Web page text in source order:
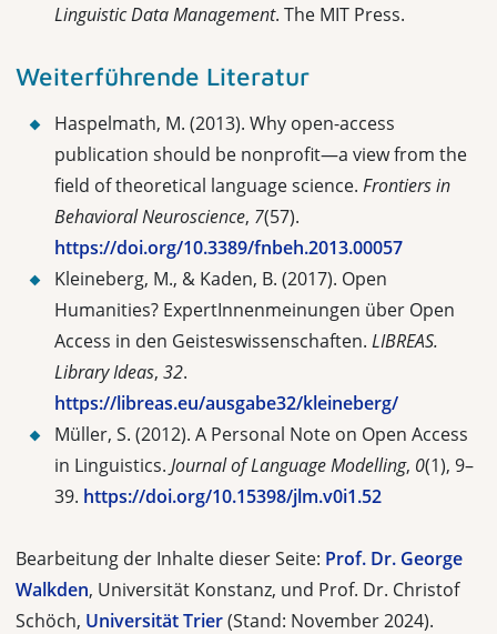
Linguistic Data Management. The MIT Press.
Weiterführende Literatur
Haspelmath, M. (2013). Why open-access
publication should be nonprofit—a view from the
field of theoretical language science. Frontiers in
Behavioral Neuroscience, 7(57).
https://doi.org/10.3389/fnbeh.2013.00057
Kleineberg, M., & Kaden, B. (2017). Open
Humanities? ExpertInnenmeinungen über Open
Access in den Geisteswissenschaften. LIBREAS.
Library Ideas, 32.
https://libreas.eu/ausgabe32/kleineberg/
Müller, S. (2012). A Personal Note on Open Access
in Linguistics. Journal of Language Modelling, 0(1), 9–
39. https://doi.org/10.15398/jlm.v0i1.52
Bearbeitung der Inhalte dieser Seite: Prof. Dr. George
Walkden, Universität Konstanz, und Prof. Dr. Christof
Schöch, Universität Trier(Stand: November 2024).